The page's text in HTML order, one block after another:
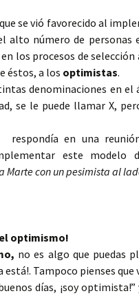
se vió favorecido al
alto número de personas
los procesos de selección
éstos, a los optimistas.
denominaciones en el
se le puede llamar X,
en una
este modelo
con un pesimista al
optimismo!
no es algo que puedas
Tampoco pienses
días, ¡soy optimista!”